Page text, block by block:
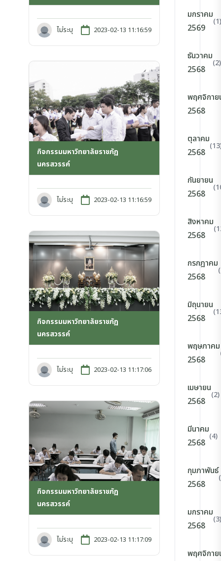
ไม่ระบุ 2023-02-13 11:16:59
กิจกรรมมหาวิทยาลัยราชภัฏ
นครสวรรค์
ไม่ระบุ 2023-02-13 11:16:59
กิจกรรมมหาวิทยาลัยราชภัฏ
นครสวรรค์
ไม่ระบุ 2023-02-13 11:17:06
กิจกรรมมหาวิทยาลัยราชภัฏ
นครสวรรค์
ไม่ระบุ 2023-02-13 11:17:09
มกราคม
2569
(1)
ธันวาคม
2568
(2)
พฤศจิกาย
2568
ตุลาคม
2568
กันยายน
2568
สิงหาคม
2568
กรกฎาคม
2568
มิถุนายน
2568
พฤษภาคม
2568
เมษายน
2568
(2)
มีนาคม
2568
(4)
กุมภาพันธ์
2568
มกราคม
2568
(3)
พฤศจิกาย